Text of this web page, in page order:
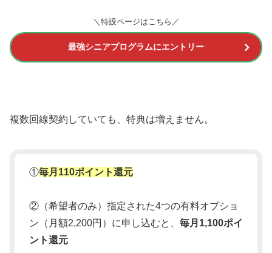
＼特設ページはこちら／
最強シニアプログラムにエントリー
複数回線契約していても、特典は増えません。
①毎月110ポイント還元
②（希望者のみ）指定された4つの有料オプショ
ン（月額2,200円）に申し込むと、 毎月1,100ポイ
ント還元